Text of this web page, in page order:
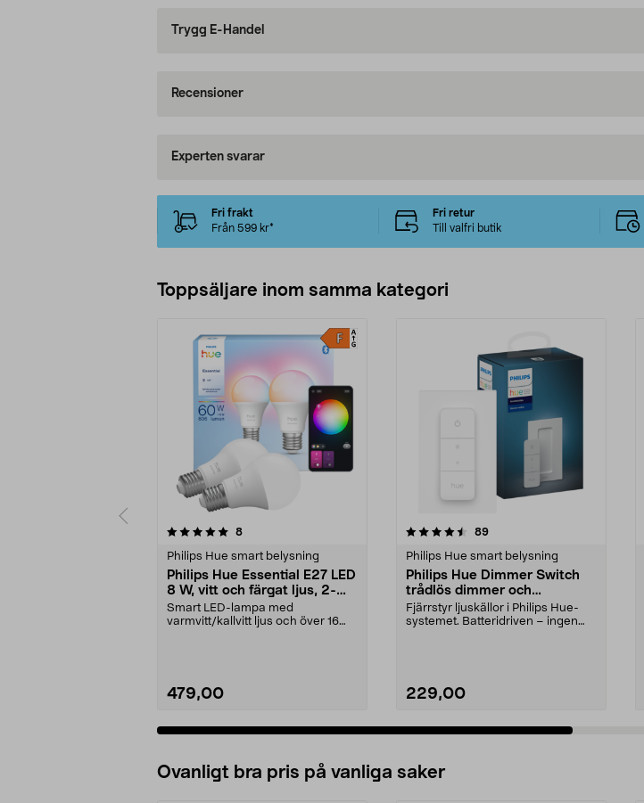
Trygg E-Handel
Recensioner
Experten svarar
Fri frakt
Från 599 kr*
Fri retur
Till valfri butik
Toppsäljare inom samma kategori
8recensioner
Philips Hue smart belysning
Philips Hue Essential E27 LED
8 W, vitt och färgat ljus, 2-
pack
Smart LED-lampa med
varmvitt/kallvitt ljus och över 16
479,00
4.5 av 5 stjärnor 89recensioner
Philips Hue smart belysning
Philips Hue Dimmer Switch
trådlös dimmer och
fjärrkontroll
Fjärrstyr ljuskällor i Philips Hue-
systemet. Batteridriven – ingen
229,00
3.5 av 5 stjärnor
Ovanligt bra pris på vanliga saker